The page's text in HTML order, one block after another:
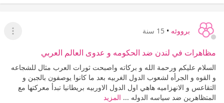
برووئه • 15 سنة
عرض
مظاهرات في لندن ضد الحكومه و عدوى العالم العربي
السلام عليكم ورحمة الله و بركاته واصبحت ثورات العرب مثال للشجاعه
و القوه و الجرأه لشعوب الدول الغربيه بعد ما كانوا يوصفون بالجبن و
التقاعس و الانهزاميه هاهي اول الدول الاوربيه بريطانيا تبدأ معركتها مع
المتظاهرين ضد سياسه الدوله ... المزيد